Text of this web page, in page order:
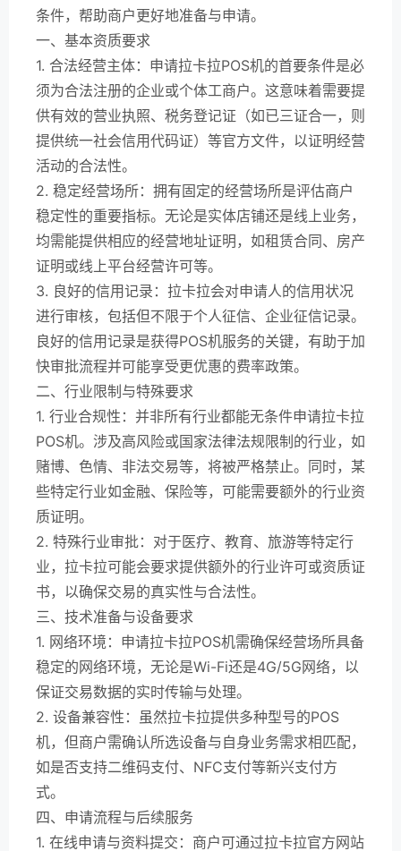
条件，帮助商户更好地准备与申请。
一、基本资质要求
1. 合法经营主体：申请拉卡拉POS机的首要条件是必
须为合法注册的企业或个体工商户。这意味着需要提
供有效的营业执照、税务登记证（如已三证合一，则
提供统一社会信用代码证）等官方文件，以证明经营
活动的合法性。
2. 稳定经营场所：拥有固定的经营场所是评估商户
稳定性的重要指标。无论是实体店铺还是线上业务，
均需能提供相应的经营地址证明，如租赁合同、房产
证明或线上平台经营许可等。
3. 良好的信用记录：拉卡拉会对申请人的信用状况
进行审核，包括但不限于个人征信、企业征信记录。
良好的信用记录是获得POS机服务的关键，有助于加
快审批流程并可能享受更优惠的费率政策。
二、行业限制与特殊要求
1. 行业合规性：并非所有行业都能无条件申请拉卡拉
POS机。涉及高风险或国家法律法规限制的行业，如
赌博、色情、非法交易等，将被严格禁止。同时，某
些特定行业如金融、保险等，可能需要额外的行业资
质证明。
2. 特殊行业审批：对于医疗、教育、旅游等特定行
业，拉卡拉可能会要求提供额外的行业许可或资质证
书，以确保交易的真实性与合法性。
三、技术准备与设备要求
1. 网络环境：申请拉卡拉POS机需确保经营场所具备
稳定的网络环境，无论是Wi-Fi还是4G/5G网络，以
保证交易数据的实时传输与处理。
2. 设备兼容性：虽然拉卡拉提供多种型号的POS
机，但商户需确认所选设备与自身业务需求相匹配，
如是否支持二维码支付、NFC支付等新兴支付方
式。
四、申请流程与后续服务
1. 在线申请与资料提交：商户可通过拉卡拉官方网站